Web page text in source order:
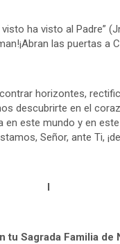
ha visto al Padre”
las puertas a
horizontes,
descubrirte en el
este mundo y en
Señor, ante Ti,
I
tu Sagrada Familia de